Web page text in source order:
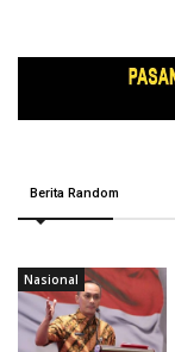
Berita Random
Nasional